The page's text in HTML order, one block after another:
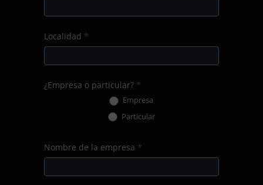
Localidad *
¿Empresa o particular? *
Empresa
Particular
Nombre de la empresa *